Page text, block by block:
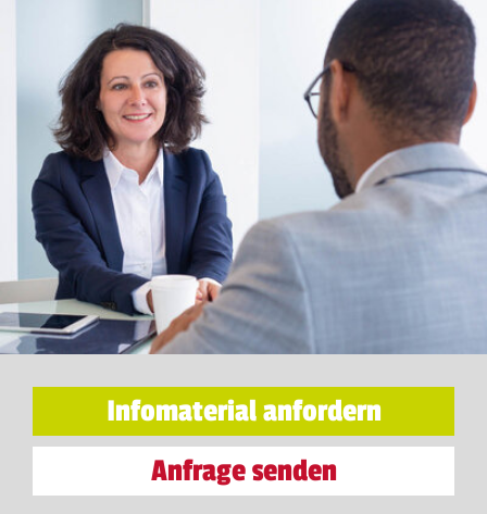
Infomaterial anfordern
Anfrage senden